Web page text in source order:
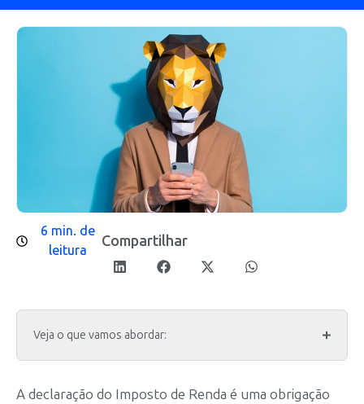
6 min. de
leitura
Compartilhar
Veja o que vamos abordar:
A declaração do Imposto de Renda é uma obrigação